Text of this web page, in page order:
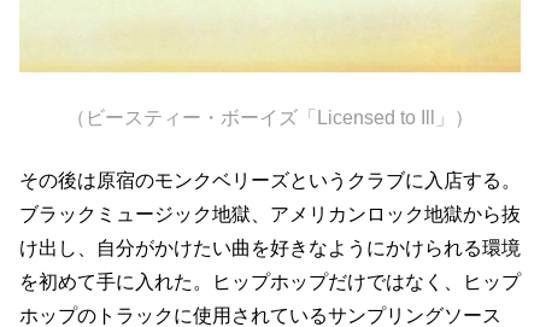
（ビースティー・ボーイズ「Licensed to Ill」）
その後は原宿のモンクベリーズというクラブに入店する。
ブラックミュージック地獄、アメリカンロック地獄から抜
け出し、自分がかけたい曲を好きなようにかけられる環境
を初めて手に入れた。ヒップホップだけではなく、ヒップ
ホップのトラックに使用されているサンプリングソース